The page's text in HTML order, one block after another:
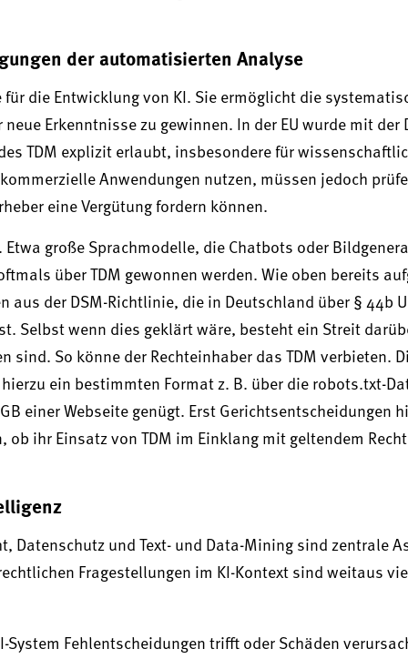
der automatisierten Analyse
die Entwicklung von KI. Sie ermöglicht die
Erkenntnisse zu gewinnen. In der EU wurde mit der
TDM explizit erlaubt, insbesondere für
Anwendungen nutzen, müssen jedoch
eine Vergütung fordern können.
große Sprachmodelle, die Chatbots oder
über TDM gewonnen werden. Wie oben bereits
der DSM-Richtlinie, die in Deutschland über § 44b
Selbst wenn dies geklärt wäre, besteht ein Streit
sind. So könne der Rechteinhaber das TDM verbieten.
ein bestimmten Format z. B. über die robots.txt-
einer Webseite genügt. Erst Gerichtsentscheidungen
ihr Einsatz von TDM im Einklang mit geltendem
Datenschutz und Text- und Data-Mining sind zentrale
Fragestellungen im KI-Kontext sind weitaus
System Fehlentscheidungen trifft oder Schäden